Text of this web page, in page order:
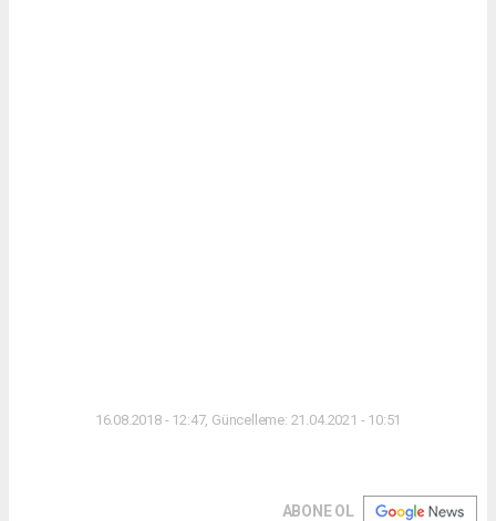
16.08.2018 - 12:47, Güncelleme: 21.04.2021 - 10:51
ABONE OL